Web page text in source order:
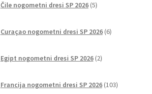
Čile nogometni dresi SP 2026 5izdelkov
Curaçao nogometni dresi SP 2026 6izdelkov
Egipt nogometni dresi SP 2026 2izdelka
Francija nogometni dresi SP 2026 103izdelki